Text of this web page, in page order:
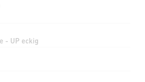
- UP eckig